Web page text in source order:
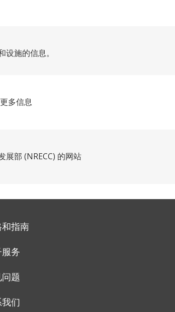
施的信息。
多信息
展部 (NRECC) 的网站
指南
务
题
们